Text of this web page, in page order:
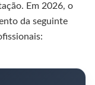
Em 2026, o
da seguinte